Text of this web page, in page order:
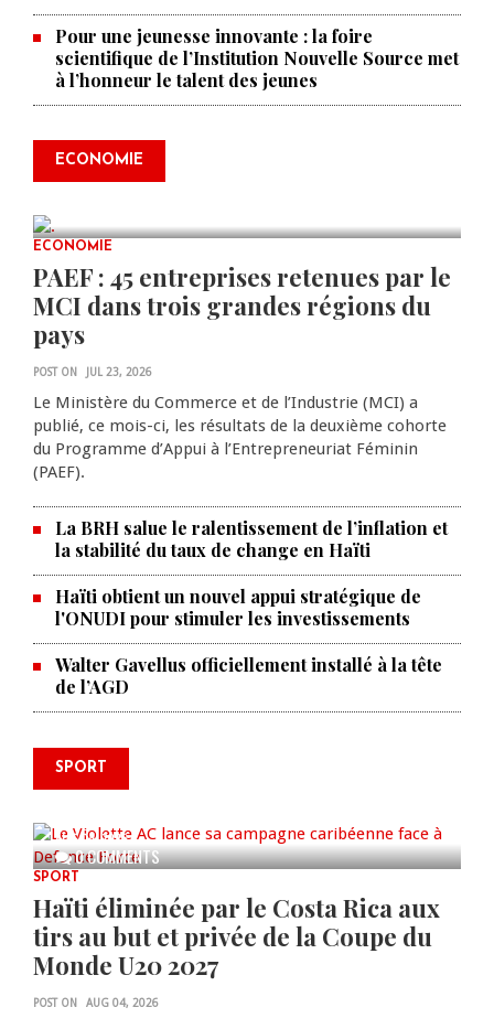
Pour une jeunesse innovante : la foire
scientifique de l’Institution Nouvelle Source met
à l’honneur le talent des jeunes
ECONOMIE
0 COMMENTS
Produire le savoir pour
2ᵉ édition de ses Journées
scientifiques
ECONOMIE
PAEF : 45 entreprises retenues par le
MCI dans trois grandes régions du
pays
POST ON JUL 23, 2026
Le Ministère du Commerce et de l’Industrie (MCI) a
publié, ce mois-ci, les résultats de la deuxième cohorte
du Programme d’Appui à l’Entrepreneuriat Féminin
(PAEF).
La BRH salue le ralentissement de l’inflation et
la stabilité du taux de change en Haïti
Haïti obtient un nouvel appui stratégique de
l'ONUDI pour stimuler les investissements
Walter Gavellus officiellement installé à la tête
de l’AGD
SPORT
0 COMMENTS
Le Violette AC lance sa campagne
AUG 04, 2026
SPORT
Haïti éliminée par le Costa Rica aux
tirs au but et privée de la Coupe du
Monde U20 2027
POST ON AUG 04, 2026